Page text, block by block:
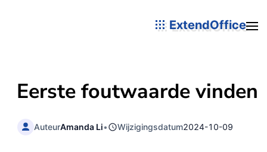
ExtendOffice
Eerste foutwaarde vinden
AuteurAmanda Li• Wijzigingsdatum2024-10-09